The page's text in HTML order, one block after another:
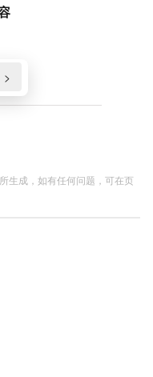
>
生成，如有任何问题，可在页